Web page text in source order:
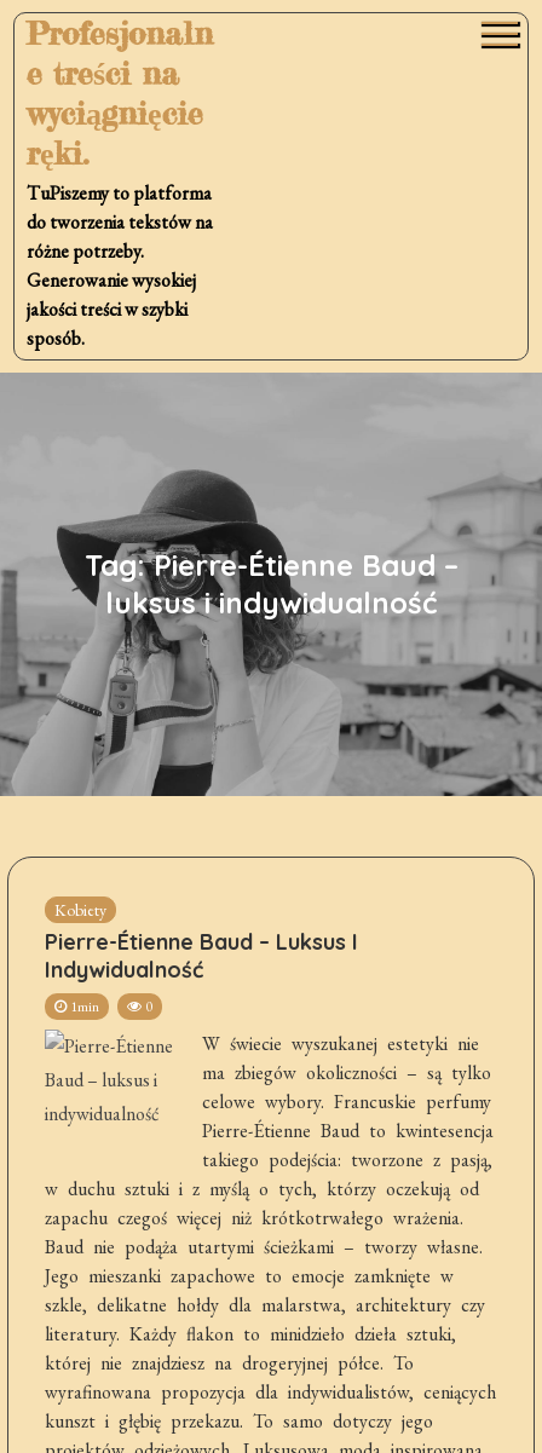
Skip
content
Profesjonaln
e treści na
wyciągnięcie
ręki.
TuPiszemy to platforma
do tworzenia tekstów na
różne potrzeby.
Generowanie wysokiej
jakości treści w szybki
sposób.
Tag:Pierre-Étienne Baud –
luksus i indywidualność
Kobiety
Pierre-Étienne Baud – Luksus I
Indywidualność
1min 0
W świecie wyszukanej estetyki nie
ma zbiegów okoliczności – są tylko
celowe wybory. Francuskie perfumy
Pierre-Étienne Baud to kwintesencja
takiego podejścia: tworzone z pasją,
w duchu sztuki i z myślą o tych, którzy oczekują od
zapachu czegoś więcej niż krótkotrwałego wrażenia.
Baud nie podąża utartymi ścieżkami – tworzy własne.
Jego mieszanki zapachowe to emocje zamknięte w
szkle, delikatne hołdy dla malarstwa, architektury czy
literatury. Każdy flakon to minidzieło dzieła sztuki,
której nie znajdziesz na drogeryjnej półce. To
wyrafinowana propozycja dla indywidualistów, ceniących
kunszt i głębię przekazu. To samo dotyczy jego